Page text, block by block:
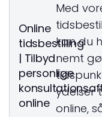
Online
tidsbestilling
| Tilbyd
personlige
online
Med
kan du
nemt
ydelser
online,